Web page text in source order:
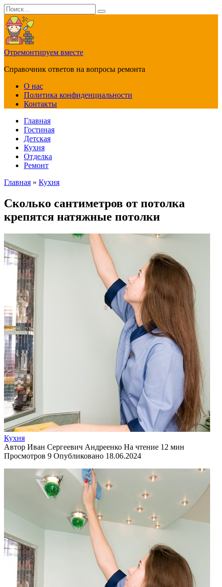
Перейти
к
содержанию
Search
for:
Отремонтируем вместе
Справочник ответов на вопросы ремонта
О нас
Политика конфиденциальности
Контакты
Главная
Гостиная
Детская
Кухня
Отделка
Ремонт
Главная » Кухня
Сколько сантиметров от потолка
крепятся натяжные потолки
Кухня
Автор Иван Сергеевич Андреенко На чтение 12 мин
Просмотров 9 Опубликовано 18.06.2024